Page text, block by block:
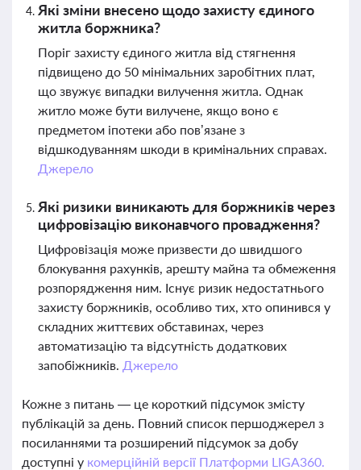
Які зміни внесено щодо захисту єдиного
житла боржника?
Поріг захисту єдиного житла від стягнення
підвищено до 50 мінімальних заробітних плат,
що звужує випадки вилучення житла. Однак
житло може бути вилучене, якщо воно є
предметом іпотеки або пов’язане з
відшкодуванням шкоди в кримінальних справах.
Джерело
Які ризики виникають для боржників через
цифровізацію виконавчого провадження?
Цифровізація може призвести до швидшого
блокування рахунків, арешту майна та обмеження
розпорядження ним. Існує ризик недостатнього
захисту боржників, особливо тих, хто опинився у
складних життєвих обставинах, через
автоматизацію та відсутність додаткових
запобіжників. Джерело
Кожне з питань — це короткий підсумок змісту
публікацій за день. Повний список першоджерел з
посиланнями та розширений підсумок за добу
доступні у комерційній версії Платформи LIGA360.